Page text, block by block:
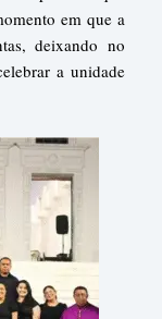
em que a
deixando no
a unidade